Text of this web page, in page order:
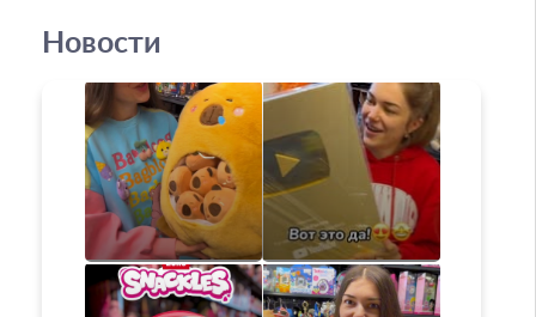
Новости